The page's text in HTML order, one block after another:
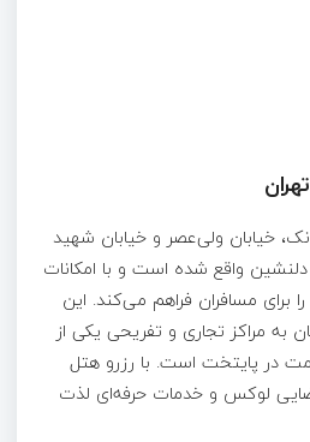
خیابان ولی‌عصر و خیابان شهید
واقع شده است و با امکانات
برای مسافران فراهم می‌کند. این
مراکز تجاری و تفریحی یکی از
در پایتخت است. با رزرو هتل
لوکس و خدمات حرفه‌ای لذت